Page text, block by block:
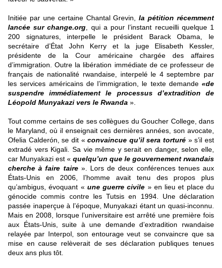
Initiée par une certaine Chantal Grevin,
la pétition récemment
lancée sur change.org , qui a pour l’instant recueilli quelque 1
200 signatures, interpelle le président Barack Obama, le
secrétaire d’État John Kerry et la juge Elisabeth Kessler,
présidente de la Cour américaine chargée des affaires
d’immigration. Outre la libération immédiate de ce professeur de
français de nationalité rwandaise, interpelé le 4 septembre par
les services américains de l’immigration, le texte demande «de
suspendre immédiatement le processus d’extradition de
Léopold Munyakazi vers le Rwanda ».
Tout comme certains de ses collègues du Goucher College, dans
le Maryland, où il enseignait ces dernières années, son avocate,
Ofelia Calderón, se dit « convaincue qu’il sera torturé » s’il est
extradé vers Kigali. Sa vie même y serait en danger, selon elle,
car Munyakazi est « quelqu’un que le gouvernement rwandais
cherche à faire taire ». Lors de deux conférences tenues aux
États-Unis en 2006, l’homme avait tenu des propos plus
qu’ambigus, évoquant « une guerre civile » en lieu et place du
génocide commis contre les Tutsis en 1994. Une déclaration
passée inaperçue à l’époque, Munyakazi étant un quasi-inconnu.
Mais en 2008, lorsque l’universitaire est arrêté une première fois
aux États-Unis, suite à une demande d’extradition rwandaise
relayée par Interpol, son entourage veut se convaincre que sa
mise en cause relèverait de ses déclaration publiques tenues
deux ans plus tôt.